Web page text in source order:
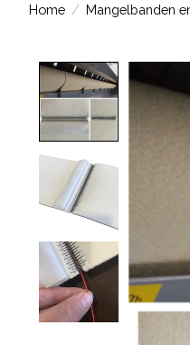
Home / Mangelbanden